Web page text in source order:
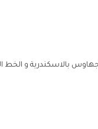
بالاسكندرية و